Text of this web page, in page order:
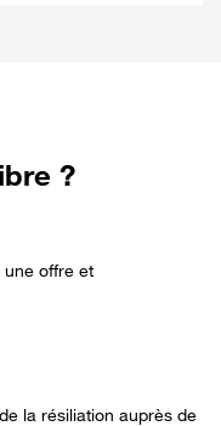
?
une offre et
la résiliation auprès de